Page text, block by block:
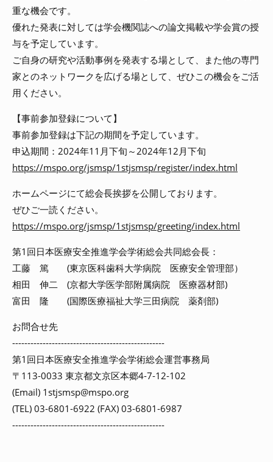
重な機会です。
優れた発表に対しては学会機関誌への論文掲載や学会賞の授
与を予定しています。
ご自身の研究や活動事例を発表する場として、また他の専門
家とのネットワークを広げる場として、ぜひこの機会をご活
用ください。
【事前参加登録について】
事前参加登録は下記の期間を予定しています。
申込期間：2024年11月下旬～2024年12月下旬
https://mspo.org/jsmsp/1stjsmsp/register/index.html
ホームページにて総会長挨拶を公開しております。
ぜひご一読ください。
https://mspo.org/jsmsp/1stjsmsp/greeting/index.html
第1回日本医療安全推進学会学術総会共同総会長：
工藤 篤 (東京医科歯科大学病院 医療安全管理部）
相田 伸二 (京都大学医学部附属病院 医療器材部)
富田 隆 (国際医療福祉大学三田病院 薬剤部)
お問合せ先
--------------------------------------------------
第1回日本医療安全推進学会学術総会運営事務局
〒113-0033 東京都文京区本郷4-7-12-102
(Email) 1stjsmsp@mspo.org
(TEL) 03-6801-6922 (FAX) 03-6801-6987
--------------------------------------------------